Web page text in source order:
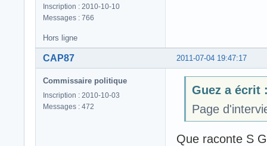
Inscription : 2010-10-10
Messages : 766
Hors ligne
2011-07-04 19:47:17
CAP87
Commissaire politique
Inscription : 2010-10-03
Messages : 472
Guez a écrit
Page
Que raconte S